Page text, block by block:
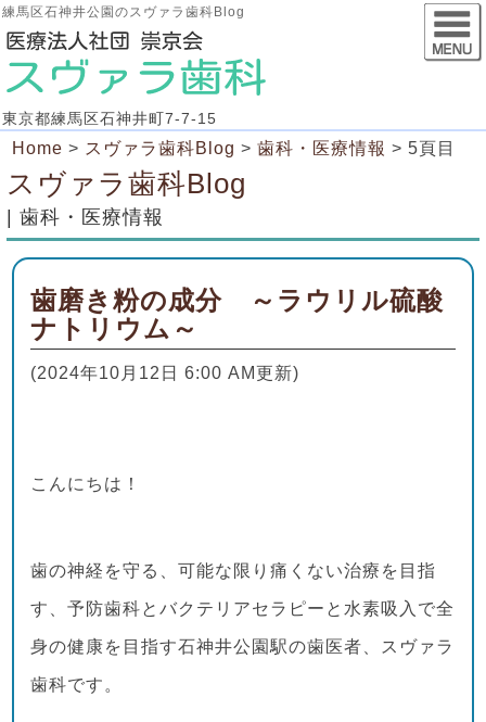
練馬区石神井公園のスヴァラ歯科Blog
東京都練馬区石神井町7-7-15
Home > スヴァラ歯科Blog > 歯科・医療情報 > 5頁目
スヴァラ歯科Blog
| 歯科・医療情報
歯磨き粉の成分 ～ラウリル硫酸
ナトリウム～
(2024年10月12日 6:00 AM更新)
こんにちは！
歯の神経を守る、可能な限り痛くない治療を目指
す、予防歯科とバクテリアセラピーと水素吸入で全
身の健康を目指す石神井公園駅の歯医者、スヴァラ
歯科です。